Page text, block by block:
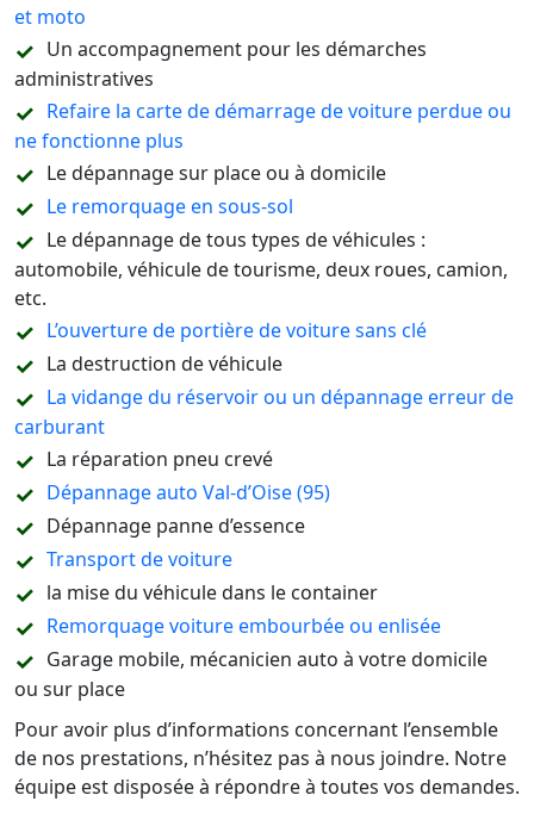
et moto
Un accompagnement pour les démarches
administratives
Refaire la carte de démarrage de voiture perdue ou
ne fonctionne plus
Le dépannage sur place ou à domicile
Le remorquage en sous-sol
Le dépannage de tous types de véhicules :
automobile, véhicule de tourisme, deux roues, camion,
etc.
L’ouverture de portière de voiture sans clé
La destruction de véhicule
La vidange du réservoir ou un dépannage erreur de
carburant
La réparation pneu crevé
Dépannage auto Val-d’Oise (95)
Dépannage panne d’essence
Transport de voiture
la mise du véhicule dans le container
Remorquage voiture embourbée ou enlisée
Garage mobile, mécanicien auto à votre domicile
ou sur place
Pour avoir plus d’informations concernant l’ensemble
de nos prestations, n’hésitez pas à nous joindre. Notre
équipe est disposée à répondre à toutes vos demandes.